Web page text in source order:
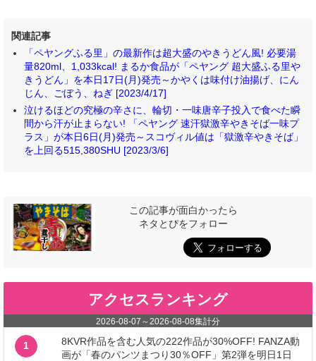
関連記事
「ペヤングふる里」の最新作は超大盛のやきうどん風! 必要湯
量820ml、1,033kcal! まるか食品が「ペヤング 超大盛ふる里や
きうどん」を本日17日(月)発売～かやくは味付け油揚げ、にん
じん、ごぼう、ねぎ [2023/4/17]
泣けるほどの究極の辛さに、輪切・一味唐辛子投入で食べた瞬
間から汗が止まらない! 「ペヤング 速汗獄激辛やきそば一味プ
ラス」が本日6日(月)発売～スコヴィル値は「獄激辛やきそば」
を上回る515,380SHU [2023/3/6]
この記事が面白かったら
ネタとぴをフォロー
アクセスランキング
2026-08-07 ～2026-08-08集計分
1
8KVR作品を含む人気の222作品が30%OFF! FANZA動
画が「春のパンツまつり30％OFF」第2弾を明日1日